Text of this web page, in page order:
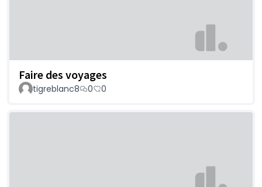
Faire des voyages
tigreblanc8 0 0